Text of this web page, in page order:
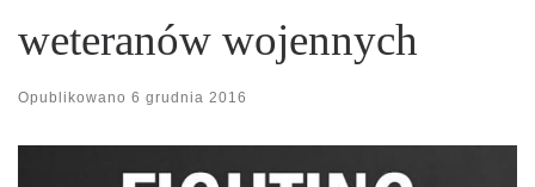
weteranów wojennych
Opublikowano 6 grudnia 2016